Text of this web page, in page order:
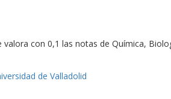
con 0,1 las notas de Química,
de Valladolid